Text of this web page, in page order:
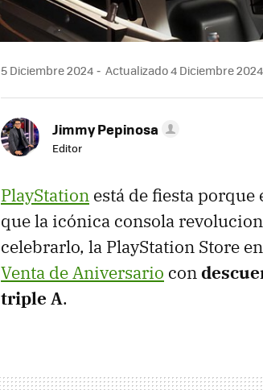
5 Diciembre 2024 Actualizado 4 Diciembre
Jimmy Pepinosa
Editor
PlayStation está de fiesta porque
que la icónica consola
celebrarlo, la PlayStation Store
Venta de Aniversario con
triple A.